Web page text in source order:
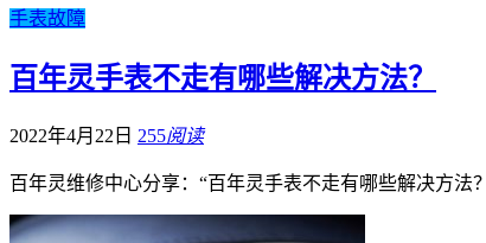
手表故障
百年灵手表不走有哪些解决方法？
2022年4月22日 255阅读
百年灵维修中心分享：“百年灵手表不走有哪些解决方